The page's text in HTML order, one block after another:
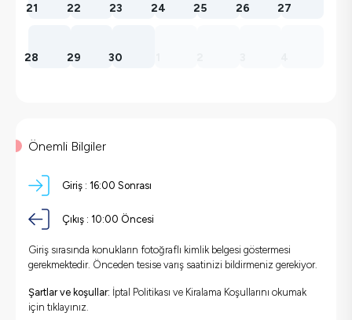
21 22 23 24 25 26 27
28 29 30
Önemli Bilgiler
Giriş : 16:00 Sonrası
Çıkış : 10:00 Öncesi
Giriş sırasında konukların fotoğraflı kimlik belgesi göstermesi
gerekmektedir. Önceden tesise varış saatinizi bildirmeniz gerekiyor.
Şartlar ve koşullar: İptal Politikası ve Kiralama Koşullarını okumak
için tıklayınız.